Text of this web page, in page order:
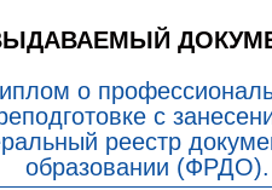
о
с
реестр
образовании (ФРДО).